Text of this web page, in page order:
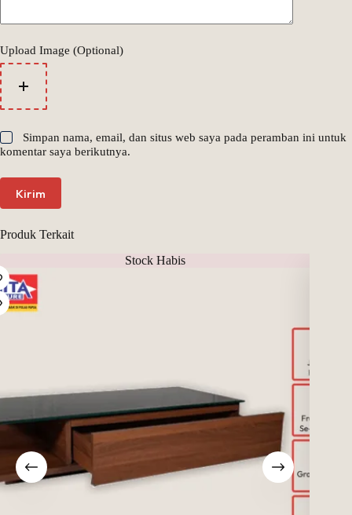
Upload Image (Optional)
Simpan nama, email, dan situs web saya pada peramban ini untuk
komentar saya berikutnya.
Kirim
Produk Terkait
Stock Habis